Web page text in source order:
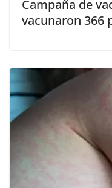
Campaña de
vacunaron 366